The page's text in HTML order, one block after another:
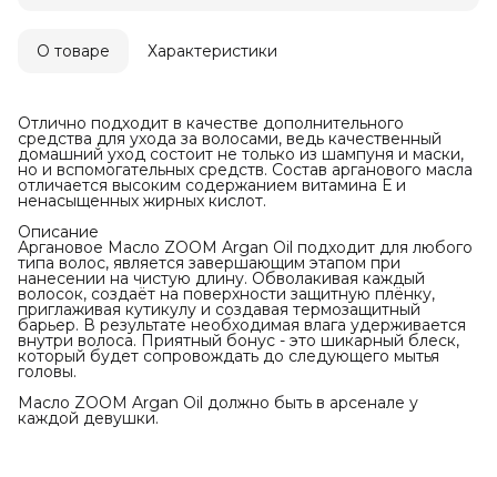
О товаре Характеристики
Отлично подходит в качестве дополнительного
средства для ухода за волосами, ведь качественный
домашний уход состоит не только из шампуня и маски,
но и вспомогательных средств. Состав арганового масла
отличается высоким содержанием витамина Е и
ненасыщенных жирных кислот.
Описание
Аргановое Масло ZOOM Argan Oil подходит для любого
типа волос, является завершающим этапом при
нанесении на чистую длину. Обволакивая каждый
волосок, создаёт на поверхности защитную плёнку,
приглаживая кутикулу и создавая термозащитный
барьер. В результате необходимая влага удерживается
внутри волоса. Приятный бонус - это шикарный блеск,
который будет сопровождать до следующего мытья
головы.
Масло ZOOM Argan Oil должно быть в арсенале у
каждой девушки.